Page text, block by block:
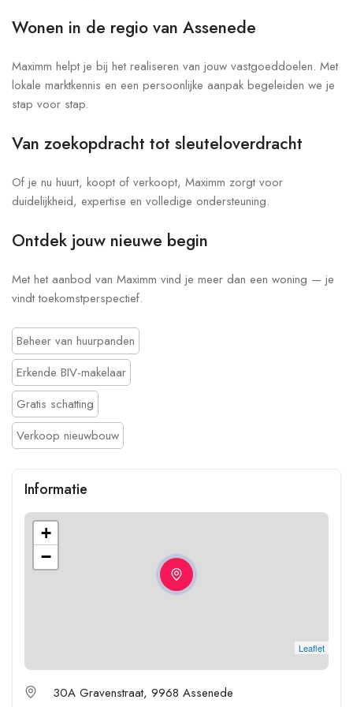
Wonen in de regio van Assenede
Maximm helpt je bij het realiseren van jouw vastgoeddoelen. Met
lokale marktkennis en een persoonlijke aanpak begeleiden we je
stap voor stap.
Van zoekopdracht tot sleuteloverdracht
Of je nu huurt, koopt of verkoopt, Maximm zorgt voor
duidelijkheid, expertise en volledige ondersteuning.
Ontdek jouw nieuwe begin
Met het aanbod van Maximm vind je meer dan een woning — je
vindt toekomstperspectief.
Beheer van huurpanden
Erkende BIV-makelaar
Gratis schatting
Verkoop nieuwbouw
Informatie
+
−
Leaflet
30A Gravenstraat, 9968 Assenede